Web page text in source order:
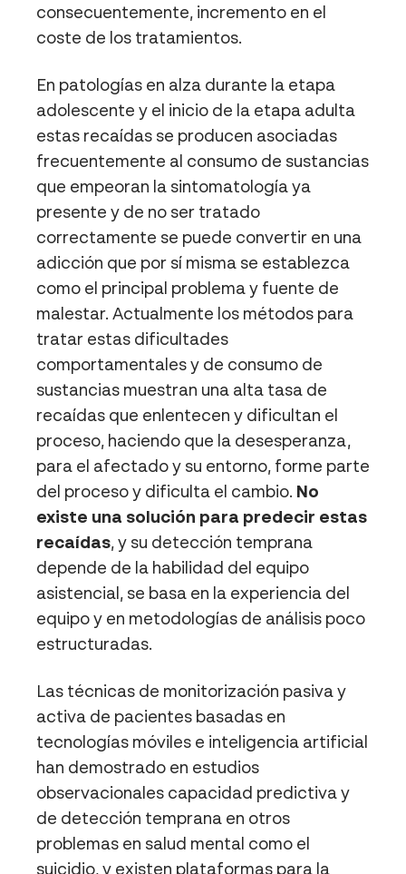
consecuentemente, incremento en el
coste de los tratamientos.
En patologías en alza durante la etapa
adolescente y el inicio de la etapa adulta
estas recaídas se producen asociadas
frecuentemente al consumo de sustancias
que empeoran la sintomatología ya
presente y de no ser tratado
correctamente se puede convertir en una
adicción que por sí misma se establezca
como el principal problema y fuente de
malestar. Actualmente los métodos para
tratar estas dificultades
comportamentales y de consumo de
sustancias muestran una alta tasa de
recaídas que enlentecen y dificultan el
proceso, haciendo que la desesperanza,
para el afectado y su entorno, forme parte
del proceso y dificulta el cambio. No
existe una solución para predecir estas
recaídas, y su detección temprana
depende de la habilidad del equipo
asistencial, se basa en la experiencia del
equipo y en metodologías de análisis poco
estructuradas.
Las técnicas de monitorización pasiva y
activa de pacientes basadas en
tecnologías móviles e inteligencia artificial
han demostrado en estudios
observacionales capacidad predictiva y
de detección temprana en otros
problemas en salud mental como el
suicidio, y existen plataformas para la